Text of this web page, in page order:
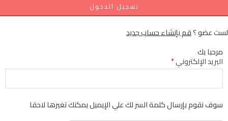
تسجيل الدخول
لست عضو ؟قم بإنشاء حساب جديد
مرحبا بك
البريد الإلكتروني*
سوف نقوم بإرسال كلمة السر لك علي الإيميل يمكنك تغيرها لاحقا